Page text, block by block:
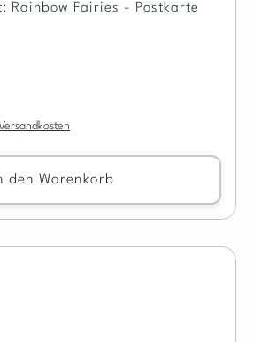
Rainbow Fairies - Postkarte
den Warenkorb